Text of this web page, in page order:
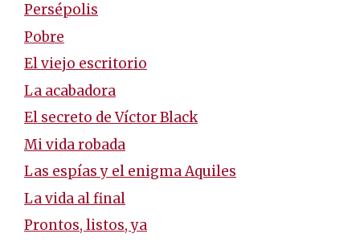
Persépolis
Pobre
El viejo escritorio
La acabadora
El secreto de Víctor Black
Mi vida robada
Las espías y el enigma Aquiles
La vida al final
Prontos, listos, ya